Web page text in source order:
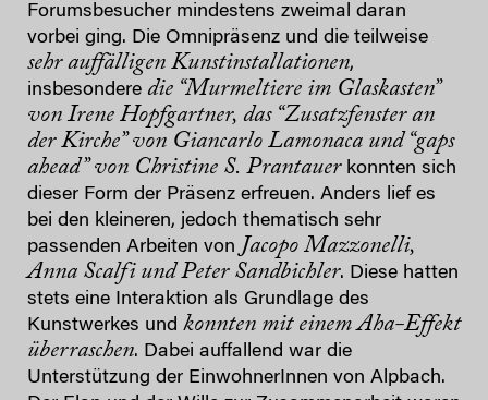
Forumsbesucher mindestens zweimal daran
vorbei ging. Die Omnipräsenz und die teilweise
sehr auffälligen Kunstinstallationen,
insbesondere die “Murmeltiere im Glaskasten”
von Irene Hopfgartner, das “Zusatzfenster an
der Kirche” von Giancarlo Lamonaca und “gaps
ahead” von Christine S. Prantauerkonnten sich
dieser Form der Präsenz erfreuen. Anders lief es
bei den kleineren, jedoch thematisch sehr
passenden Arbeiten von Jacopo Mazzonelli,
Anna Scalfi und Peter Sandbichler. Diese hatten
stets eine Interaktion als Grundlage des
Kunstwerkes und konnten mit einem Aha-Effekt
überraschen. Dabei auffallend war die
Unterstützung der EinwohnerInnen von Alpbach.